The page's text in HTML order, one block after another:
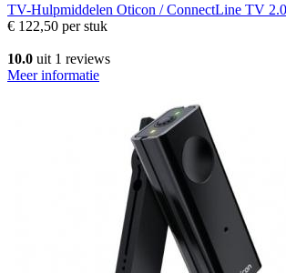
TV-Hulpmiddelen Oticon / ConnectLine TV 2.0
€ 122,50 per stuk
10.0 uit 1 reviews
Meer informatie